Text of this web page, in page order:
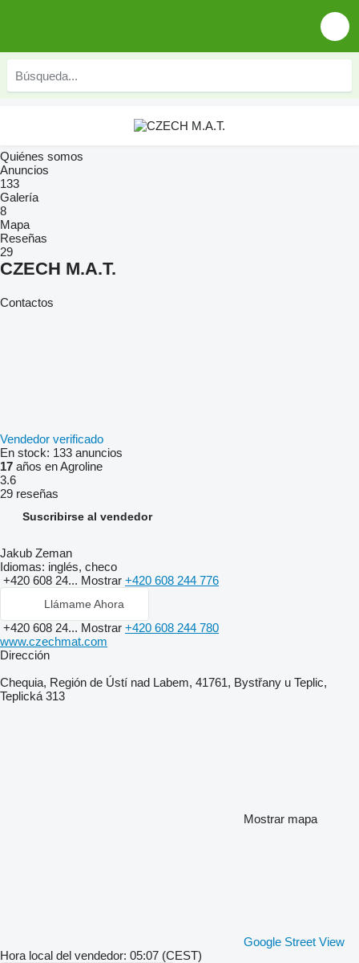
Quiénes somos
Anuncios
133
Galería
8
Mapa
Reseñas
29
CZECH M.A.T.
Contactos
Vendedor verificado
En stock: 133 anuncios
17 años en Agroline
3.6
29 reseñas
Suscribirse al vendedor
Jakub Zeman
Idiomas: inglés, checo
+420 608 24... Mostrar +420 608 244 776
Llámame Ahora
+420 608 24... Mostrar +420 608 244 780
www.czechmat.com
Dirección
Chequia, Región de Ústí nad Labem, 41761, Bystřany u Teplic,
Teplická 313
Mostrar mapa
Google Street View
Hora local del vendedor: 05:07 (CEST)